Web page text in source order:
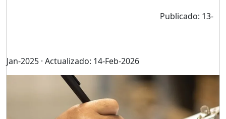
Publicado: 13-
Jan-2025 · Actualizado: 14-Feb-2026